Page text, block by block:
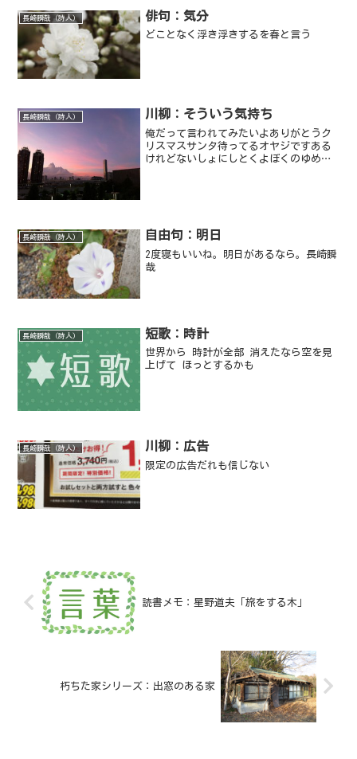
長崎瞬哉（詩人） 俳句：気分
どことなく浮き浮きするを春と言う
長崎瞬哉（詩人） 川柳：そういう気持ち
俺だって言われてみたいよありがとうク
リスマスサンタ待ってるオヤジですある
けれどないしょにしとくよぼくのゆめき
長崎瞬哉（詩人） 自由句：明日
2度寝もいいね。明日があるなら。長崎瞬
哉
長崎瞬哉（詩人） 短歌：時計
世界から 時計が全部 消えたなら空を見
上げて ほっとするかも
長崎瞬哉（詩人） 川柳：広告
限定の広告だれも信じない
読書メモ：星野道夫「旅をする木」
朽ちた家シリーズ：出窓のある家